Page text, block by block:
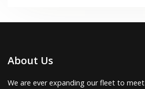
About Us
We are ever expanding our fleet to meet